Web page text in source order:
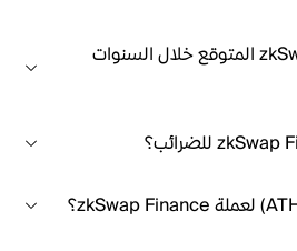
ما هو سعر zkSwap Finance المتوقع خلال السنوات